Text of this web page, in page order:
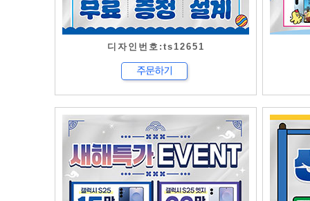
디자인번호:ts12651